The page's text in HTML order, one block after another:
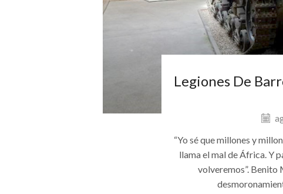
Legiones De
“Yo sé que millones y
llama el mal de África. Y
volveremos”. Benito